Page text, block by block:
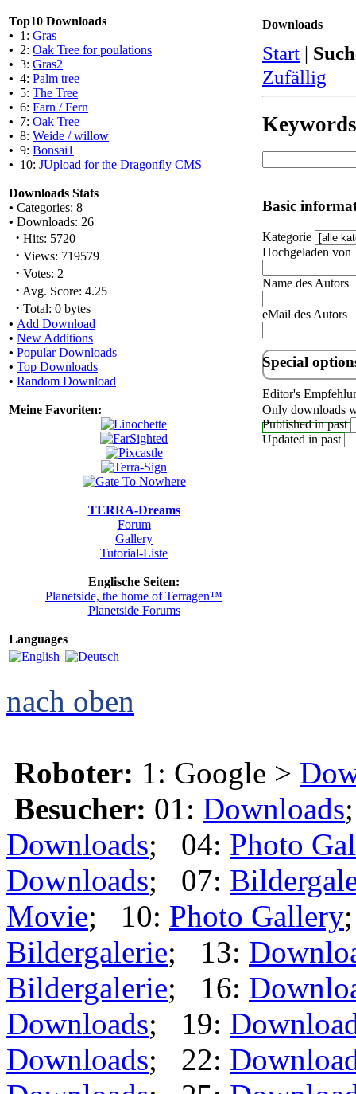
Top10 Downloads
• 1: Gras
• 2: Oak Tree for poulations
• 3: Gras2
• 4: Palm tree
• 5: The Tree
• 6: Farn / Fern
• 7: Oak Tree
• 8: Weide / willow
• 9: Bonsai1
• 10: JUpload for the Dragonfly CMS
Downloads Stats
• Categories: 8
• Downloads: 26
· Hits: 5720
· Views: 719579
· Votes: 2
· Avg. Score: 4.25
· Total: 0 bytes
• Add Download
• New Additions
• Popular Downloads
• Top Downloads
• Random Download
Meine Favoriten:
TERRA-Dreams
Forum
Gallery
Tutorial-Liste
Englische Seiten:
Planetside, the home of Terragen™
Planetside Forums
Languages
Downloads
Start |
Zufällig
Keywords
Basic
Kategorie
Hochgeladen von
Name des Autors
eMail des Autors
Special
Editor's
Only downloads
Published in past
Updated in past
nach oben
Roboter: 1: Google >
Besucher: 01: Downloads
Downloads; 04: Photo
Downloads; 07:
Movie; 10: Photo Gallery
Bildergalerie; 13:
Bildergalerie; 16:
Downloads; 19:
Downloads; 22: